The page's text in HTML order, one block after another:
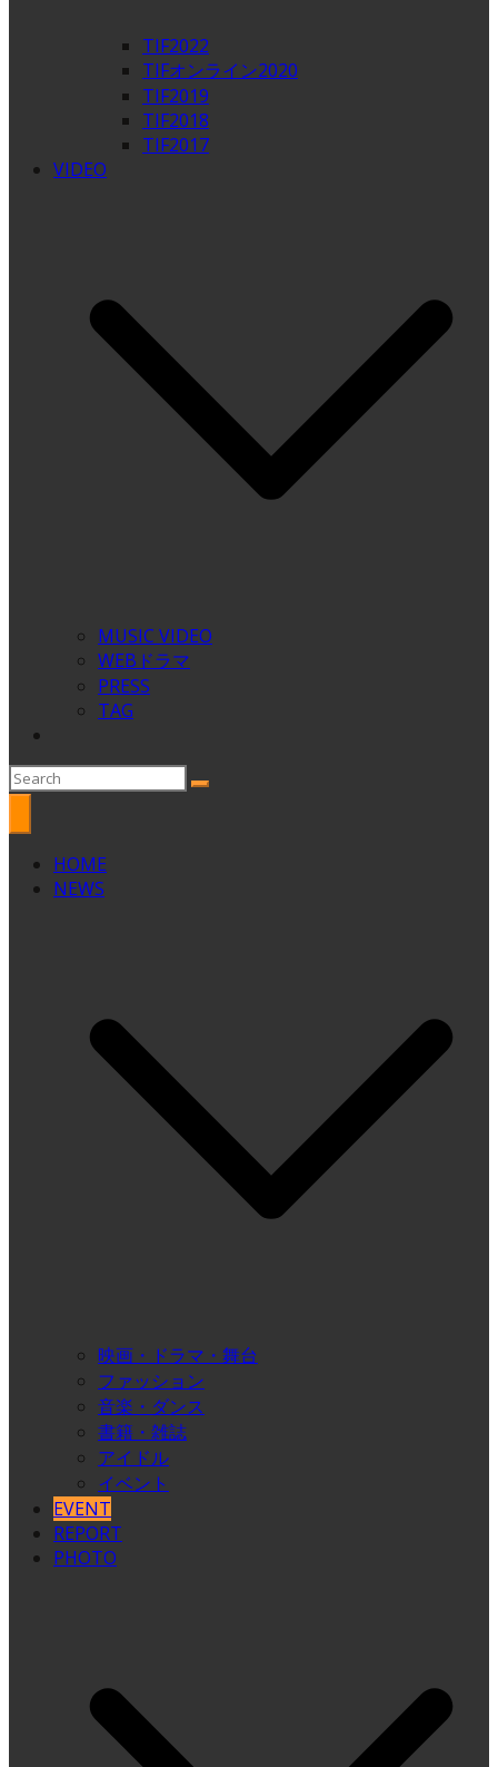
TIF2022
TIFオンライン2020
TIF2019
TIF2018
TIF2017
VIDEO
MUSIC VIDEO
WEBドラマ
PRESS
TAG
HOME
NEWS
映画・ドラマ・舞台
ファッション
音楽・ダンス
書籍・雑誌
アイドル
イベント
EVENT
REPORT
PHOTO